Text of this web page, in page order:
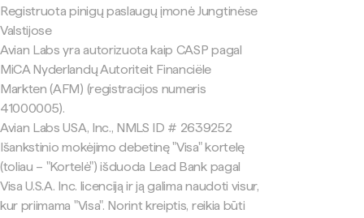
Registruota pinigų paslaugų įmonė Jungtinėse
Valstijose
Avian Labs yra autorizuota kaip CASP pagal
MiCA Nyderlandų Autoriteit Financiële
Markten (AFM) (registracijos numeris
41000005).
Avian Labs USA, Inc., NMLS ID # 2639252
Išankstinio mokėjimo debetinę "Visa" kortelę
(toliau – "Kortelė") išduoda Lead Bank pagal
Visa U.S.A. Inc. licenciją ir ją galima naudoti visur,
kur priimama "Visa". Norint kreiptis, reikia būti